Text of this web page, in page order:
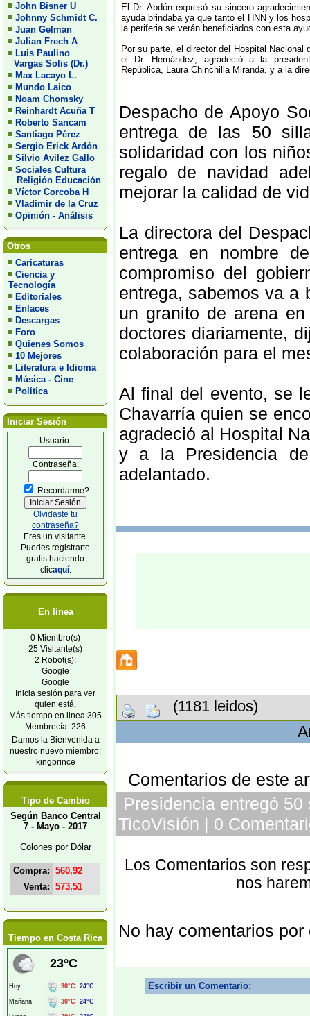
John Bisner U
Johnny Schmidt C.
Juan Gelman
Julian Frech A
Luis Paulino
Vargas Solis (Dr.)
Max Lacayo L.
Mundo Laico
Noam Chomsky
Reinhardt Acuña T
Roberto Sancam
Santiago Pérez
Sergio Erick Ardón
Silvio Avilez Gallo
Sociales Cultura
Religión Educación
Víctor Corcoba H
Vladimir de la Cruz
Opinión - Análisis
Otros
Caricaturas
Ciencia y
Tecnología
Editoriales
Enlaces
Descargas
Foro
Quienes Somos
10 Mejores
Literatura e Idioma
Música - Cine
Política
Iniciar Sesión
Usuario:
Contraseña:
Recordarme?
Olvidaste tu
contraseña?
Eres un visitante.
Puedes registrarte
gratis haciendo
clicaquí.
En linea
0 Miembro(s)
25 Visitante(s)
2 Robot(s):
Google
Google
Inicia sesión para ver
quien está.
Más tiempo en linea:305
Membrecía: 226
Damos la Bienvenida a
nuestro nuevo miembro:
kingprince
Tipo de Cambio
Según Banco Central
7 - Mayo - 2017
Colones por Dólar
Compra: 560,92
Venta: 573,51
Tiempo en Costa Rica
El Dr. Abdón expresó su sincero
ayuda brindaba ya que tanto el HNN y los
la periferia se verán beneficiados con esta
Por su parte, el director del Hospital Nacional
el Dr. Hernández, agradeció a la
República, Laura Chinchilla Miranda, y a la
Despacho de Apoyo
entrega de las 50
solidaridad con los
regalo de navidad
mejorar la calidad de
La directora del
entrega en nombre
compromiso del
entrega, sabemos va a
un granito de arena
doctores diariamente,
colaboración para el
Al final del evento, se
Chavarría quien se
agradeció al Hospital
y a la Presidencia
adelantado.
(1181 leidos)
Comentarios de este
Presidencia entregó
TicoVisión | 0
Los Comentarios son
nos
No hay comentarios por
Escribir un Comentario: